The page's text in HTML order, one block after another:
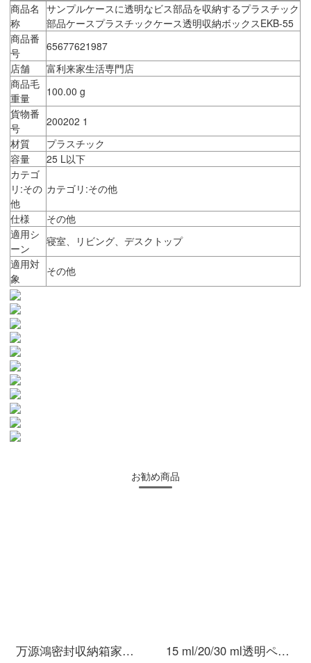
商品名
称
サンプルケースに透明なビス部品を収納するプラスチック
部品ケースプラスチックケース透明収納ボックスEKB-55
商品番
号
65677621987
店舗
富利来家生活専門店
商品毛
重量
100.00 g
貨物番
号
200202 1
材質
プラスチック
容量
25 L以下
カテゴ
リ:その
他
カテゴリ:その他
仕様
その他
適用シ
ーン
寝室、リビング、デスクトップ
適用対
象
その他
お勧め商品
万源鴻密封収納箱家庭用布団衣類透明プラスチック整理箱学生寮カバー付き書籍収納ケース14 Lトランペット透明収納ケース
15 ml/20/30 ml透明ペットボトルの小さい瓶を分けて瓶に詰めます。小さい瓶の液体は蓋付きで密封します。サンプル瓶は15 ml*100個です。